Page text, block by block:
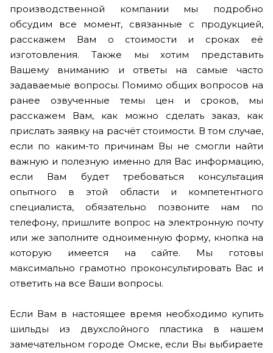
производственной компании мы подробно
обсудим все момент, связанные с продукцией,
расскажем Вам о стоимости и сроках её
изготовления. Также мы хотим представить
Вашему вниманию и ответы на самые часто
задаваемые вопросы. Помимо общих вопросов на
ранее озвученные темы цен и сроков, мы
расскажем Вам, как можно сделать заказ, как
прислать заявку на расчёт стоимости. В том случае,
если по каким-то причинам Вы не смогли найти
важную и полезную именно для Вас информацию,
если Вам будет требоваться консультация
опытного в этой области и компетентного
специалиста, обязательно позвоните нам по
телефону, пришлите вопрос на электронную почту
или же заполните одноименную форму, кнопка на
которую имеется на сайте. Мы готовы
максимально грамотно проконсультировать Вас и
ответить на все Ваши вопросы.
Если Вам в настоящее время необходимо купить
шильды из двухслойного пластика в нашем
замечательном городе Омске, если Вы выбираете